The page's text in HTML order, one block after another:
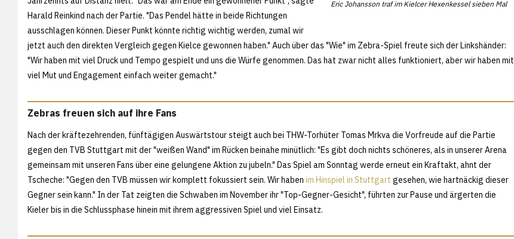
Eric Johansson traf im Kielcer Hexenkessel sieben Mal
Harald Reinkind nach der Partie. "Das Pendel hätte in beide Richtungen
ausschlagen können. Dieser Punkt könnte richtig wichtig werden, zumal wir
jetzt auch den direkten Vergleich gegen Kielce gewonnen haben." Auch über das "Wie" im Zebra-Spiel freute sich der Linkshänder:
"Wir haben mit viel Druck und Tempo gespielt und uns die Würfe genommen. Das hat zwar nicht alles funktioniert, aber wir haben mit
viel Mut und Engagement einfach weiter gemacht."
Zebras freuen sich auf ihre Fans
Nach der kräftezehrenden, fünftägigen Auswärtstour steigt auch bei THW-Torhüter Tomas Mrkva die Vorfreude auf die Partie
gegen den TVB Stuttgart mit der "weißen Wand" im Rücken beinahe minütlich: "Es gibt doch nichts schöneres, als in unserer Arena
gemeinsam mit unseren Fans über eine gelungene Aktion zu jubeln." Das Spiel am Sonntag werde erneut ein Kraftakt, ahnt der
Tscheche: "Gegen den TVB müssen wir komplett fokussiert sein. Wir haben im Hinspiel in Stuttgart gesehen, wie hartnäckig dieser
Gegner sein kann." In der Tat zeigten die Schwaben im November ihr "Top-Gegner-Gesicht", führten zur Pause und ärgerten die
Kieler bis in die Schlussphase hinein mit ihrem aggressiven Spiel und viel Einsatz.